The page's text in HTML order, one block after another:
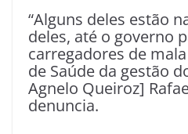
“Alguns deles estão
deles, até o governo
carregadores de
de Saúde da gestão
Agnelo Queiroz]
denuncia.